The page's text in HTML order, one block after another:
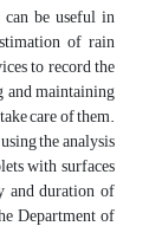
be useful in
of rain
to record the
maintaining
care of them.
the analysis
with surfaces
and duration of
Department of